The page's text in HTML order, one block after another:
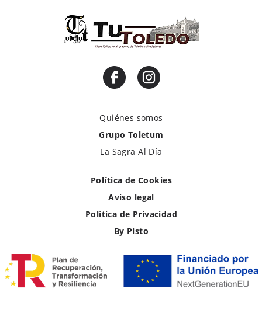
Quiénes somos
Grupo Toletum
La Sagra Al Día
Política de Cookies
Aviso legal
Política de Privacidad
By Pisto